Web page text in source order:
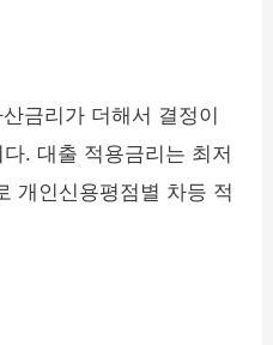
금리가 더해서 결정이
. 대출 적용금리는 최저
개인신용평점별 차등 적